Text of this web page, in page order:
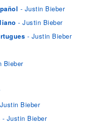
- Justin Bieber
- Justin Bieber
- Justin Bieber
Bieber
Bieber
- Justin Bieber